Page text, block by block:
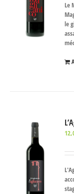
Le
le